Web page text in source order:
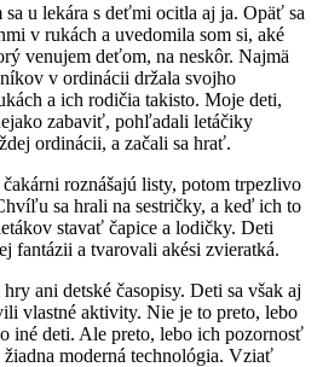
u lekára s deťmi ocitla aj ja. Opäť sa
v rukách a uvedomila som si, aké
venujem deťom, na neskôr. Najmä
v ordinácii držala svojho
a ich rodičia takisto. Moje deti,
zabaviť, pohľadali letáčiky
ordinácii, a začali sa hrať.
roznášajú listy, potom trpezlivo
sa hrali na sestričky, a keď ich to
stavať čapice a lodičky. Deti
fantázii a tvarovali akési zvieratká.
ani detské časopisy. Deti sa však aj
vlastné aktivity. Nie je to preto, lebo
iné deti. Ale preto, lebo ich pozornosť
moderná technológia. Vziať